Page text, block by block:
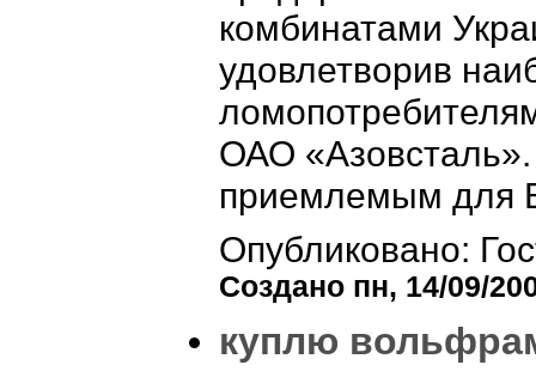
комбинатами
удовлетворив
ОАО
приемлемым для
Опубликовано:
Создано пн, 14/09/
куплю